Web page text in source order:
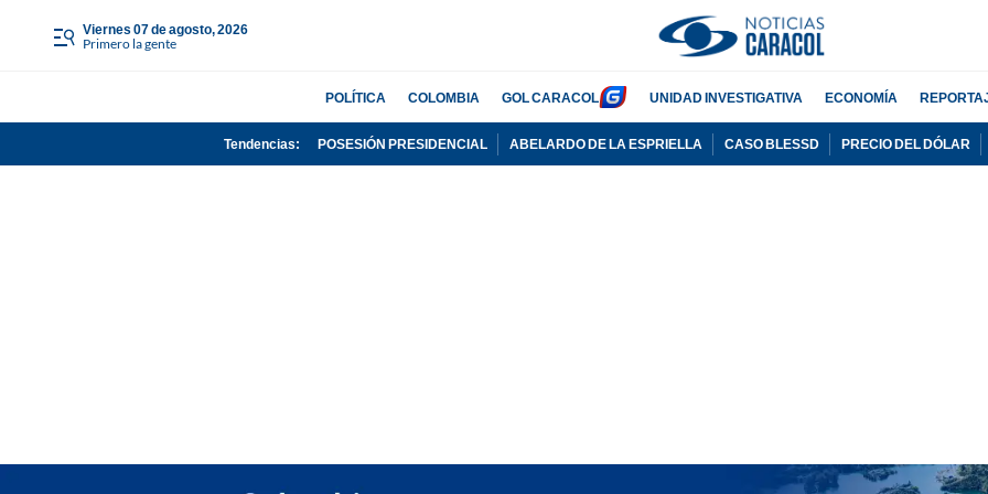
viernes 07 de agosto, 2026
Primero la gente
POLÍTICA COLOMBIA GOL CARACOL UNIDAD INVESTIGATIVA ECONOMÍA
Tendencias: POSESIÓN PRESIDENCIAL ABELARDO DE LA ESPRIELLA CASO BLESSD PRECIO DEL DÓLAR